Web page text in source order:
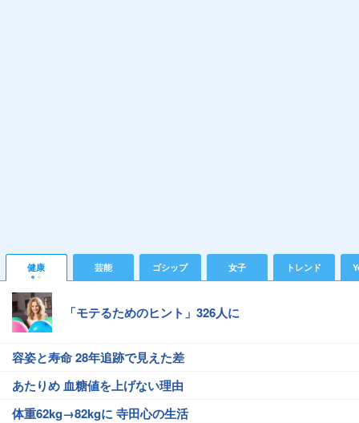
健康 芸能 ゴシップ 女子 トレンド
「モテるためのヒント」326人に
容姿と寿命 28年追跡で見えた差
あたりめ 血糖値を上げない理由
体重62kg→82kgに 寺田心の生活